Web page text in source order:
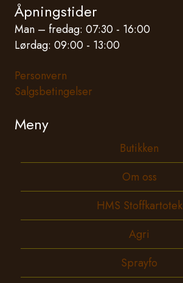
Åpningstider
Man – fredag: 07:30 - 16:00
Lørdag: 09:00 - 13:00
Personvern
Salgsbetingelser
Meny
Butikken
Om oss
HMS Stoffkartotek
Agri
Sprayfo